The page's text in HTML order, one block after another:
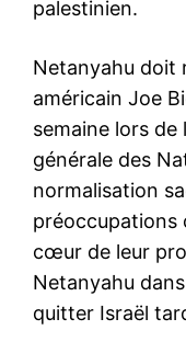
Mon compte
Arabie saoudite : «La
normalisation avec Israël
bénéfique pour tout le
monde»
La normalisation entre
saoudite et Israël a
les plus importants
le secrétaire d’État
Anthony Blinken, a
palestinien.
Netanyahu doit
américain Joe
semaine lors de
générale des
normalisation
préoccupations
cœur de leur
Netanyahu
quitter Israël